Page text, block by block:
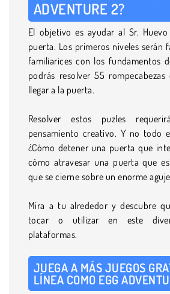
ADVENTURE 2?
El objetivo es ayudar al Sr.
puerta. Los primeros niveles serán
familiarices con los fundamentos
podrás resolver 55 rompecabezas
llegar a la puerta.
Resolver estos puzles
pensamiento creativo. Y no todo
¿Cómo detener una puerta que
cómo atravesar una puerta que
que se cierne sobre un enorme
Mira a tu alrededor y descubre
tocar o utilizar en este
plataformas.
JUEGA A MÁS JUEGOS
LÍNEA COMO EGG